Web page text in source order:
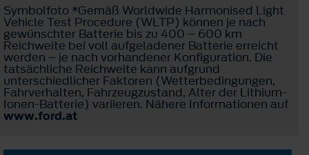
Symbolfoto *Gemäß Worldwide Harmonised Light
Vehicle Test Procedure (WLTP) können je nach
gewünschter Batterie bis zu 400 – 600 km
Reichweite bei voll aufgeladener Batterie erreicht
werden – je nach vorhandener Konfiguration. Die
tatsächliche Reichweite kann aufgrund
unterschiedlicher Faktoren (Wetterbedingungen,
Fahrverhalten, Fahrzeugzustand, Alter der Lithium-
Ionen-Batterie) variieren. Nähere Informationen auf
www.ford.at